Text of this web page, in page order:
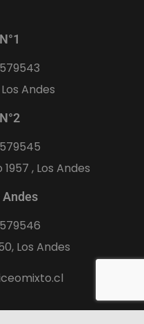
Andes
, Los Andes
Los Andes